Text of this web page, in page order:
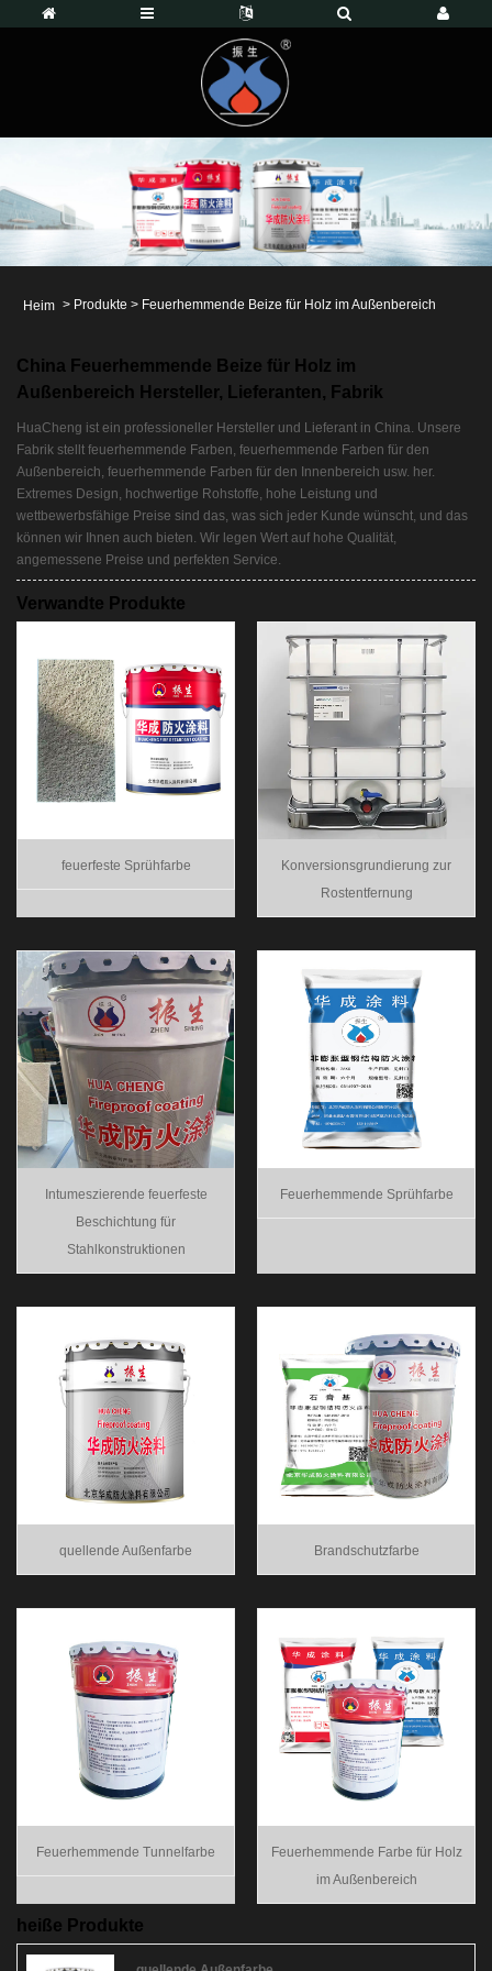
Heim > Produkte > Feuerhemmende Beize für Holz im Außenbereich
China Feuerhemmende Beize für Holz im
Außenbereich Hersteller, Lieferanten, Fabrik
HuaCheng ist ein professioneller Hersteller und Lieferant in China. Unsere
Fabrik stellt feuerhemmende Farben, feuerhemmende Farben für den
Außenbereich, feuerhemmende Farben für den Innenbereich usw. her.
Extremes Design, hochwertige Rohstoffe, hohe Leistung und
wettbewerbsfähige Preise sind das, was sich jeder Kunde wünscht, und das
können wir Ihnen auch bieten. Wir legen Wert auf hohe Qualität,
angemessene Preise und perfekten Service.
Verwandte Produkte
feuerfeste Sprühfarbe
Konversionsgrundierung zur
Rostentfernung
Intumeszierende feuerfeste
Beschichtung für
Stahlkonstruktionen
Feuerhemmende Sprühfarbe
quellende Außenfarbe Brandschutzfarbe
Feuerhemmende Tunnelfarbe
Feuerhemmende Farbe für Holz
im Außenbereich
heiße Produkte